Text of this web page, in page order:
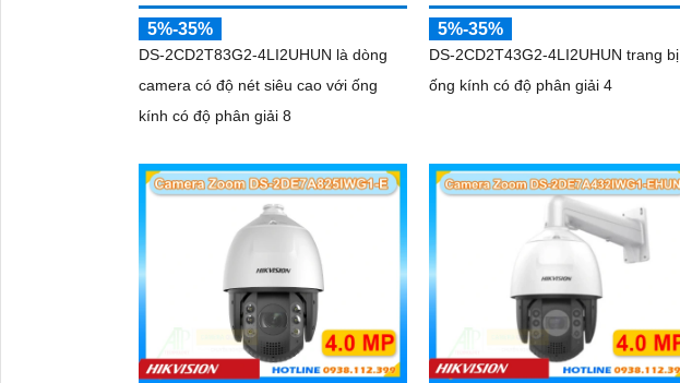
5%-35%
DS-2CD2T83G2-4LI2UHUN là dòng
camera có độ nét siêu cao với ống
kính có độ phân giải 8
5%-35%
DS-2CD2T43G2-4LI2UHUN trang bị
ống kính có độ phân giải 4